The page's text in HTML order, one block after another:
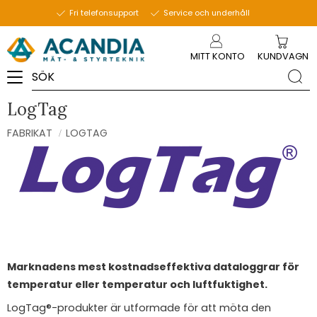
Fri telefonsupport Service och underhåll
MITT KONTO KUNDVAGN
LogTag
FABRIKAT LOGTAG
Marknadens mest kostnadseffektiva dataloggrar för
temperatur eller temperatur och luftfuktighet.
LogTag®-produkter är utformade för att möta den